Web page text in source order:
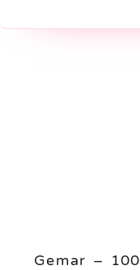
בלוני לטקס פסטל 12 אינץ׳ Gemar – 100